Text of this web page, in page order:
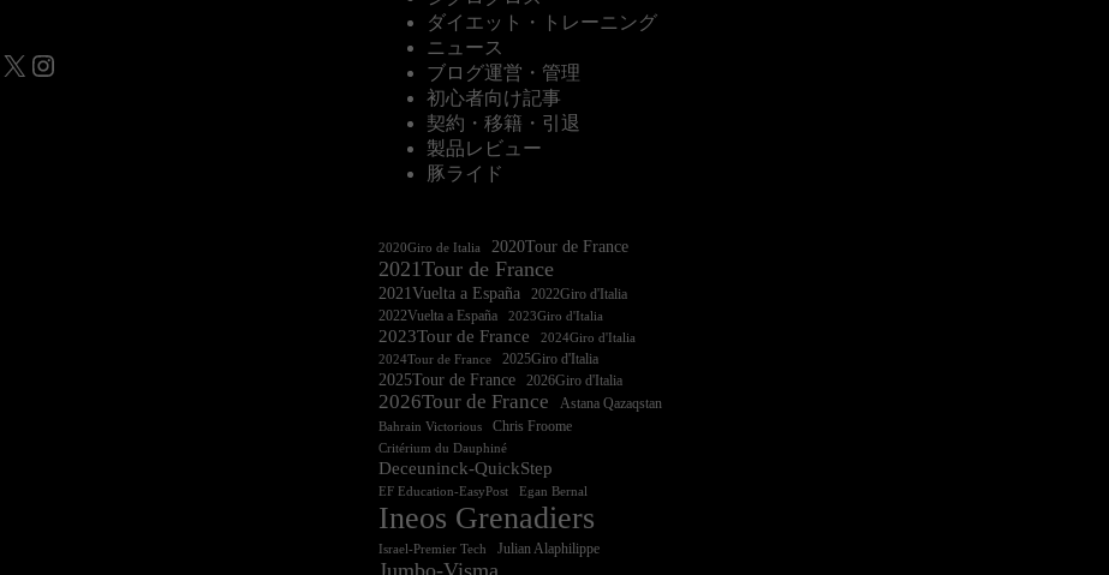
X Instagram
ダイエット・トレーニング
ニュース
ブログ運営・管理
初心者向け記事
契約・移籍・引退
製品レビュー
豚ライド
2020Giro de Italia 2020Tour de France
2021Tour de France
2021Vuelta a España
2022Giro d'Italia‏
2022Vuelta a España
2023Giro d'Italia
2023Tour de France
2024Tour de France
2025Giro d'Italia
2025Tour de France 2026Giro d'Italia
2026Tour de France Astana Qazaqstan
Bahrain Victorious Chris Froome
Critérium du Dauphiné
Deceuninck-QuickStep
EF Education-EasyPost Egan Bernal
Ineos Grenadiers
Israel-Premier Tech Julian Alaphilippe